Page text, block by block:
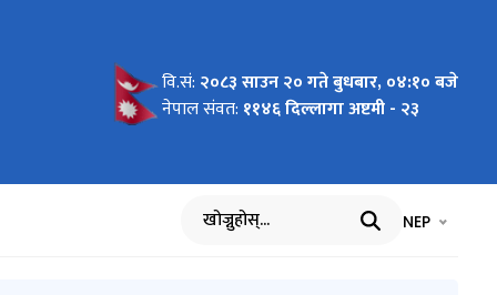
वि.सं: २०८३ साउन २० गते बुधबार, ०४:१० बजे
नेपाल संवत: ११४६ दिल्लागा अष्टमी - २३
खोज्नुहोस् भाषा चयन
NEP